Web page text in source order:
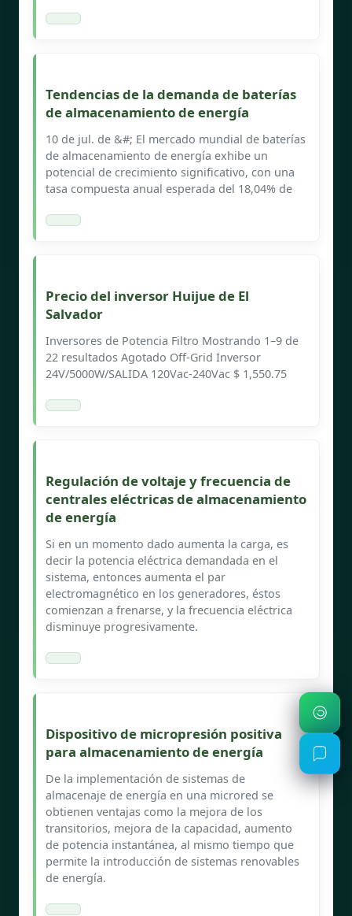
Tendencias de la demanda de baterías
de almacenamiento de energía
10 de jul. de &#; El mercado mundial de baterías
de almacenamiento de energía exhibe un
potencial de crecimiento significativo, con una
tasa compuesta anual esperada del 18,04% de
Precio del inversor Huijue de El
Salvador
Inversores de Potencia Filtro Mostrando 1–9 de
22 resultados Agotado Off-Grid Inversor
24V/5000W/SALIDA 120Vac-240Vac $ 1,550.75
Regulación de voltaje y frecuencia de
centrales eléctricas de almacenamiento
de energía
Si en un momento dado aumenta la carga, es
decir la potencia eléctrica demandada en el
sistema, entonces aumenta el par
electromagnético en los generadores, éstos
comienzan a frenarse, y la frecuencia eléctrica
disminuye progresivamente.
Dispositivo de micropresión positiva
para almacenamiento de energía
De la implementación de sistemas de
almacenaje de energía en una microred se
obtienen ventajas como la mejora de los
transitorios, mejora de la capacidad, aumento
de potencia instantánea, al mismo tiempo que
permite la introducción de sistemas renovables
de energía.